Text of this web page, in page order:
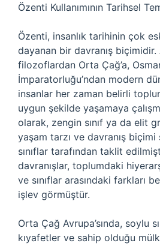
Özenti Kullanımının Tarihsel
Özenti, insanlık tarihinin çok
dayanan bir davranış biçimidir.
filozoflardan Orta Çağ’a,
İmparatorluğu’ndan modern
insanlar her zaman belirli
uygun şekilde yaşamaya
olarak, zengin sınıf ya da elit
yaşam tarzı ve davranış
sınıflar tarafından taklit
davranışlar, toplumdaki
ve sınıflar arasındaki farkları
işlev görmüştür.
Orta Çağ Avrupa’sında, soylu
kıyafetler ve sahip olduğu